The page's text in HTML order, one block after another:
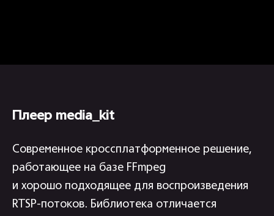
Плеер media_kit
Современное кроссплатформенное решение,
работающее на базе FFmpeg
и хорошо подходящее для воспроизведения
RTSP-потоков. Библиотека отличается